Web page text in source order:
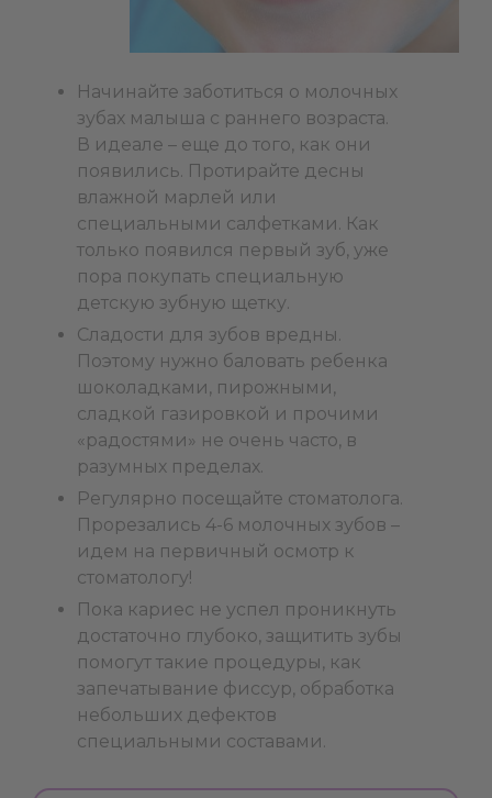
Начинайте заботиться о молочных
зубах малыша с раннего возраста.
В идеале – еще до того, как они
появились. Протирайте десны
влажной марлей или
специальными салфетками. Как
только появился первый зуб, уже
пора покупать специальную
детскую зубную щетку.
Сладости для зубов вредны.
Поэтому нужно баловать ребенка
шоколадками, пирожными,
сладкой газировкой и прочими
«радостями» не очень часто, в
разумных пределах.
Регулярно посещайте стоматолога.
Прорезались 4-6 молочных зубов –
идем на первичный осмотр к
стоматологу!
Пока кариес не успел проникнуть
достаточно глубоко, защитить зубы
помогут такие процедуры, как
запечатывание фиссур, обработка
небольших дефектов
специальными составами.